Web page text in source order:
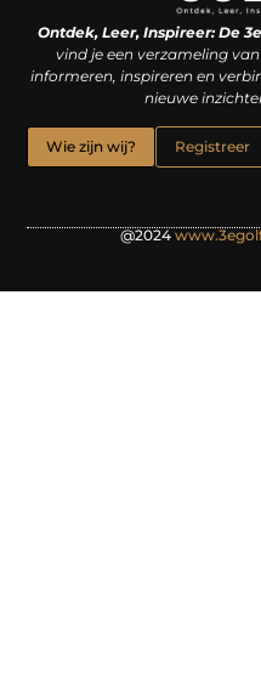
Ontdek, Leer, Inspireer: De
vind je een verzameling
informeren, inspireren en
nieuwe
Wie zijn wij? Registreer
@2024